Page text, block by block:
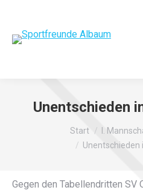
Unentschieden
Sie befinden sich hier:
Start
I.
Unentschieden
Gegen den Tabellendritten SV